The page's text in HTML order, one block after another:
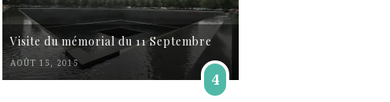
Visite du mémorial du 11 Septembre
AOÛT 15, 2015
4